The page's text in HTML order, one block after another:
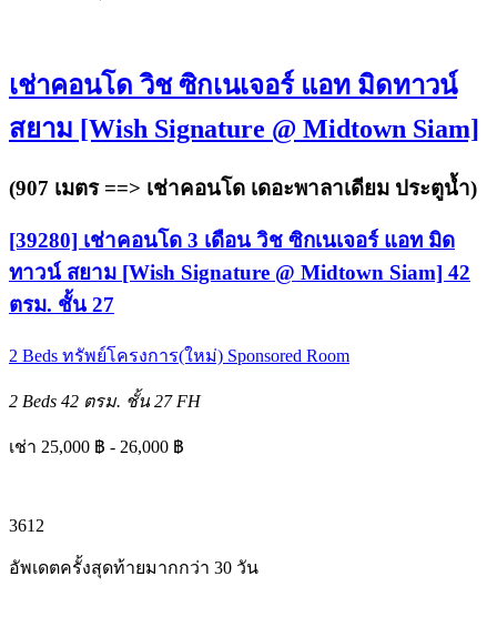
เช่าคอนโด วิช ซิกเนเจอร์ แอท มิดทาวน์
สยาม [Wish Signature @ Midtown Siam]
(907 เมตร ==> เช่าคอนโด เดอะพาลาเดียม ประตูน้ำ)
[39280] เช่าคอนโด 3 เดือน วิช ซิกเนเจอร์ แอท มิด
ทาวน์ สยาม [Wish Signature @ Midtown Siam] 42
ตรม. ชั้น 27
2 Beds ทรัพย์โครงการ(ใหม่) Sponsored Room
2 Beds 42 ตรม. ชั้น 27 FH
เช่า 25,000 ฿ - 26,000 ฿
3612
อัพเดตครั้งสุดท้ายมากกว่า 30 วัน